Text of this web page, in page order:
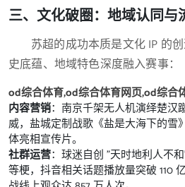
三、文化破圈：地域认同与
苏超的成功本质是文化 IP 的
史底蕴、地域特色深度融入赛事：
od综合体育,od综合体育网页,od综合
内容营销：南京千架无人机演绎楚汉
威，盐城定制战歌《盐是大海下的雪
体亮相宣传片。
社群运营：球迷自创 "天时地利人不
等梗，抖音相关话题播放量突破 110